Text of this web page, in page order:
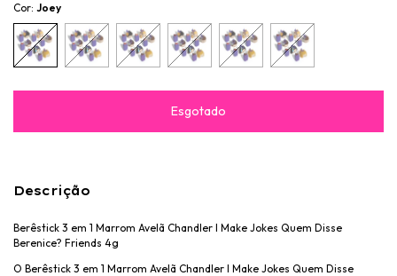
Cor: Joey
Descrição
Berêstick 3 em 1 Marrom Avelã Chandler I Make Jokes Quem Disse
Berenice? Friends 4g
O Berêstick 3 em 1 Marrom Avelã Chandler I Make Jokes Quem Disse